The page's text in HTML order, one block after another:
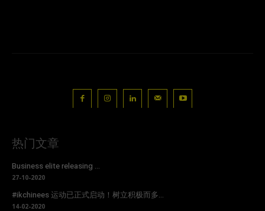
热门文章
Business elite releasing ...
27-10-2020
#ikchinees 运动已正式启动！树立积极而多...
14-02-2020